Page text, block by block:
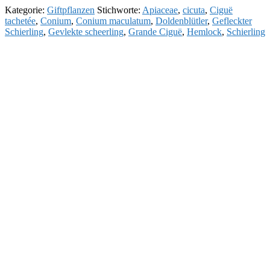
Kategorie: Giftpflanzen Stichworte: Apiaceae, cicuta, Ciguë
tachetée, Conium, Conium maculatum, Doldenblütler, Gefleckter
Schierling, Gevlekte scheerling, Grande Ciguë, Hemlock, Schierling